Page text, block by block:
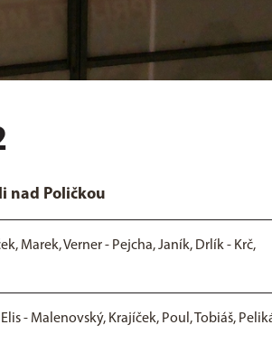
nad Poličkou
Marek, Verner - Pejcha, Janík, Drlík - Krč,
- Malenovský, Krajíček, Poul, Tobiáš,